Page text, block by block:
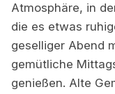
Atmosphäre, in
die es etwas
geselliger Abend
gemütliche
genießen. Alte